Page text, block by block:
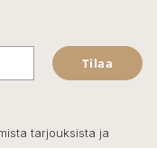
Tilaa
tarjouksista ja